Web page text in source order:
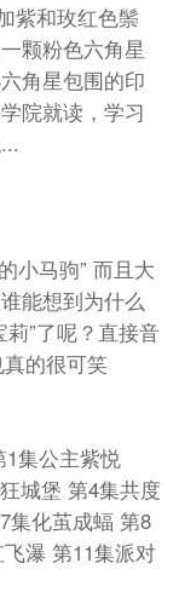
紫和玫红色鬃
颗粉色六角星
角星包围的印
院就读，学习
小马驹” 而且大
能想到为什么
”了呢？直接音
真的很可笑
1集公主紫悦
城堡 第4集共度
集化茧成蝠 第8
瀑 第11集派对